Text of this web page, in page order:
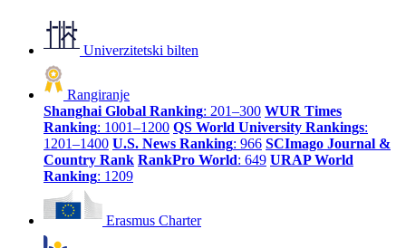
Univerzitetski bilten
Rangiranje
Shanghai Global Ranking: 201–300 WUR Times
Ranking: 1001–1200 QS World University Rankings:
1201–1400 U.S. News Ranking: 966 SCImago Journal &
Country Rank RankPro World: 649 URAP World
Ranking: 1209
Erasmus Charter